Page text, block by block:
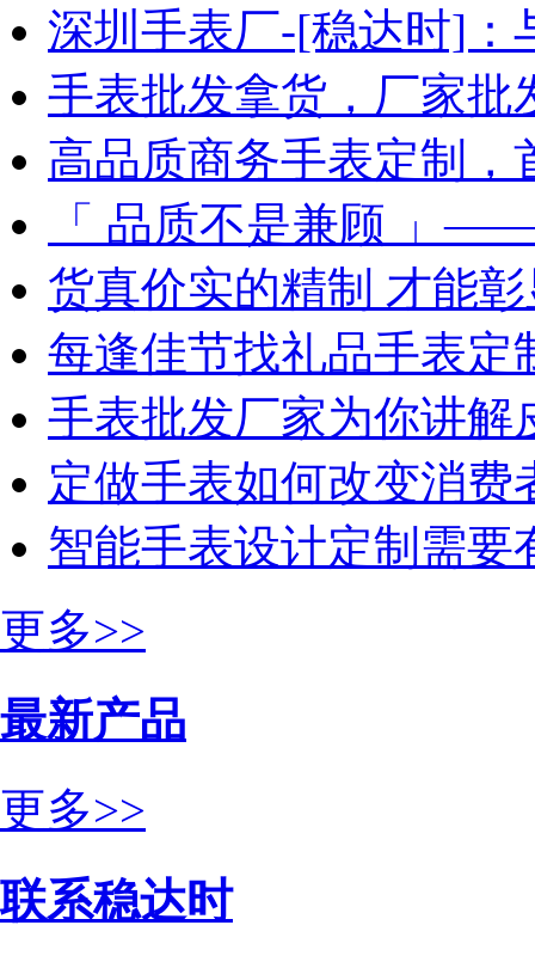
深圳手表厂-[稳达时]：
手表批发拿货，厂家批
高品质商务手表定制，
「 品质不是兼顾 」
货真价实的精制 才能
每逢佳节找礼品手表定
手表批发厂家为你讲解
定做手表如何改变消费
智能手表设计定制需要
更多>>
最新产品
更多>>
联系稳达时